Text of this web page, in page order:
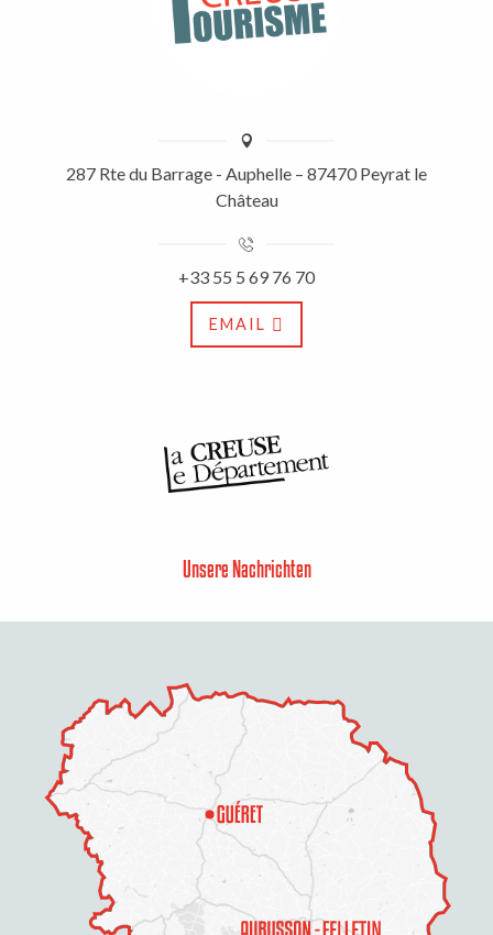
287 Rte du Barrage - Auphelle – 87470 Peyrat le
Château
+33 55 5 69 76 70
EMAIL
Unsere Nachrichten